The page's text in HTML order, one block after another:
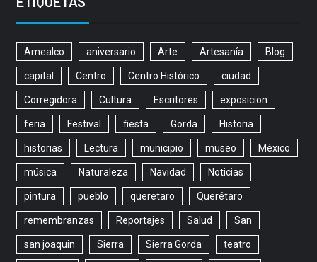
Amealco aniversario Arte Artesanía Blog
capital Centro Centro Histórico ciudad
Corregidora Cultura Escritores exposicion
feria Festival fiesta Gorda Historia
historias Lectura municipio museo México
música Naturaleza Navidad Noticias
pintura pueblo queretaro Querétaro
remembranzas Reportajes Salud San
san joaquin Sierra Sierra Gorda teatro